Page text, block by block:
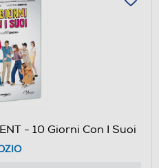
- 10 Giorni Con I Suoi